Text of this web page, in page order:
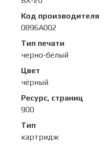
Код производителя
0896A002
Тип печати
черно-белый
Цвет
чёрный
Ресурс, страниц
900
Тип
картридж